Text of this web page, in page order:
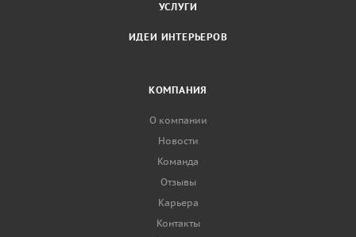
УСЛУГИ
ИДЕИ ИНТЕРЬЕРОВ
КОМПАНИЯ
О компании
Новости
Команда
Отзывы
Карьера
Контакты